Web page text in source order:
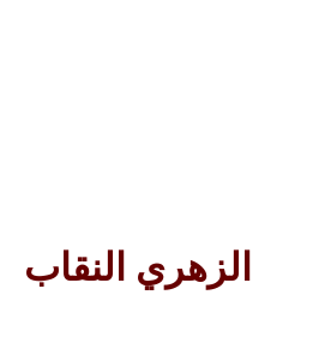
الزهري النقاب